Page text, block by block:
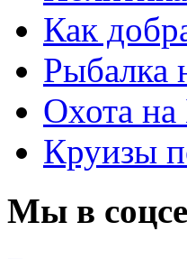
Как
Рыбалка
Охота на
Круизы
Мы в